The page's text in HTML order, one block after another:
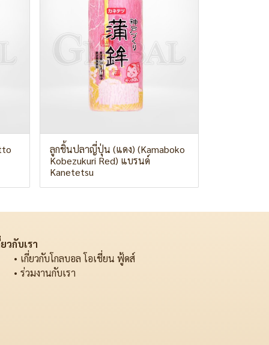
ลูกชิ้นปลาญี่ปุ่น (แดง) (Kamaboko
Kobezukuri Red) แบรนด์
Kanetetsu
ยวกับเรา
เกี่ยวกับโกลบอล โอเชี่ยน ฟู้ดส์
ร่วมงานกับเรา